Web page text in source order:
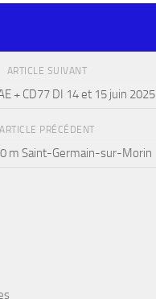
ARTICLE SUIVANT
+ CD77 DI 14 et 15 juin 2025
ARTICLE PRÉCÉDENT
m Saint-Germain-sur-Morin